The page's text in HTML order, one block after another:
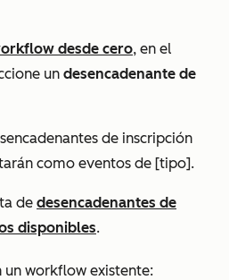
desde cero, en el
un desencadenante de
de inscripción
como eventos de [tipo].
de desencadenantes de
disponibles.
un workflow existente: